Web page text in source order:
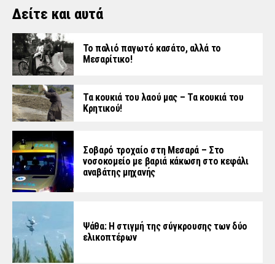
Δείτε και αυτά
Το παλιό παγωτό κασάτο, αλλά το
Μεσαρίτικο!
Τα κουκιά του λαού μας – Τα κουκιά του
Κρητικού!
Σοβαρό τροχαίο στη Μεσαρά – Στο
νοσοκομείο με βαριά κάκωση στο κεφάλι
αναβάτης μηχανής
Ψάθα: Η στιγμή της σύγκρουσης των δύο
ελικοπτέρων